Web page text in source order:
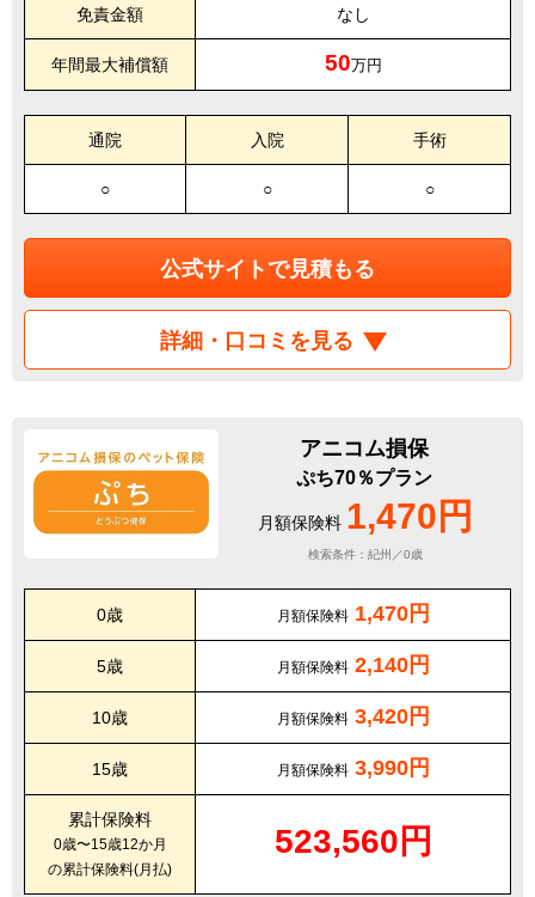
免責金額 なし
年間最大補償額 50万円
通院 入院 手術
○ ○ ○
公式サイトで見積もる
詳細・口コミを見る
アニコム損保
ぷち70％プラン
月額保険料 1,470円
検索条件：紀州／0歳
0歳 月額保険料 1,470円
5歳 月額保険料 2,140円
10歳 月額保険料 3,420円
15歳 月額保険料 3,990円
累計保険料
0歳〜15歳12か月
の累計保険料(月払)
523,560円